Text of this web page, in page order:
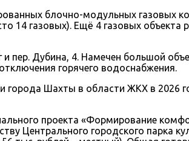
блочно-модульных газовых
газовых). Ещё 4 газовых объекта
пер. Дубина, 4. Намечен большой
горячего водоснабжения.
города Шахты в области ЖКХ в
проекта «Формирование
Центрального городского парка